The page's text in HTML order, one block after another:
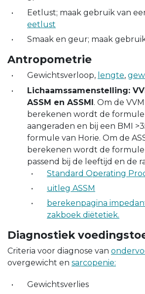
Eetlust; maak gebruik van
eetlust
Smaak en geur; maak
Antropometrie
Gewichtsverloop, lengte,
Lichaamssamenstelling:
ASSM en ASSMI. Om de
berekenen wordt de
aangeraden en bij een BMI
formule van Horie. Om de
berekenen wordt de formule
passend bij de leeftijd en de
Standard Operating
uitleg ASSM
berekenpagina
zakboek diëtetiek.
Diagnostiek
Criteria voor diagnose van
overgewicht en sarcopenie:
Gewichtsverlies